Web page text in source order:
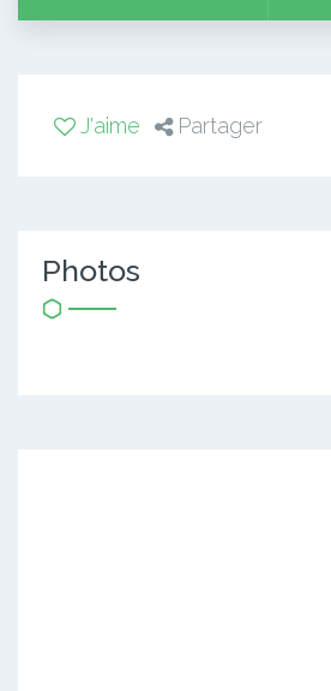
J'aime Partager
Photos